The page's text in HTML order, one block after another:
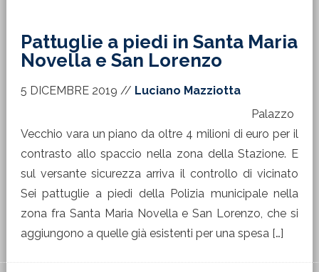
Pattuglie a piedi in Santa Maria
Novella e San Lorenzo
5 DICEMBRE 2019 // Luciano Mazziotta
Palazzo
Vecchio vara un piano da oltre 4 milioni di euro per il
contrasto allo spaccio nella zona della Stazione. E
sul versante sicurezza arriva il controllo di vicinato
Sei pattuglie a piedi della Polizia municipale nella
zona fra Santa Maria Novella e San Lorenzo, che si
aggiungono a quelle già esistenti per una spesa […]